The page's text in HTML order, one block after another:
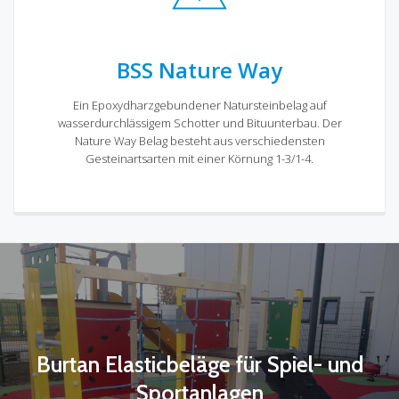
BSS Nature Way
Ein Epoxydharzgebundener Natursteinbelag auf
wasserdurchlässigem Schotter und Bituunterbau. Der
Nature Way Belag besteht aus verschiedensten
Gesteinartsarten mit einer Körnung 1-3/1-4.
Burtan Elasticbeläge für Spiel- und
Sportanlagen